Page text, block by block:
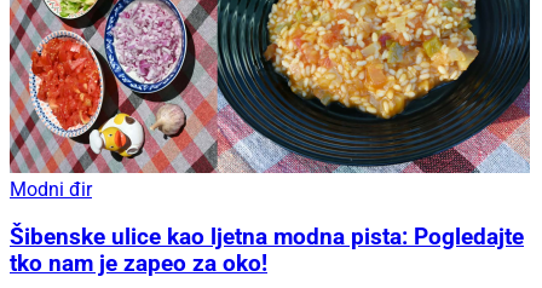
Modni đir
Šibenske ulice kao ljetna modna pista: Pogledajte
tko nam je zapeo za oko!